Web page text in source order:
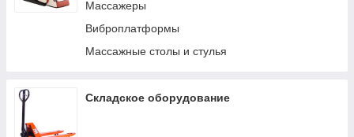
Упаковочное оборудование
Барное оборудование и инвентарь
Противни
Детские машинки-каталки, толокары
Массажеры
Виброплатформы
Массажные столы и стулья
Складское оборудование